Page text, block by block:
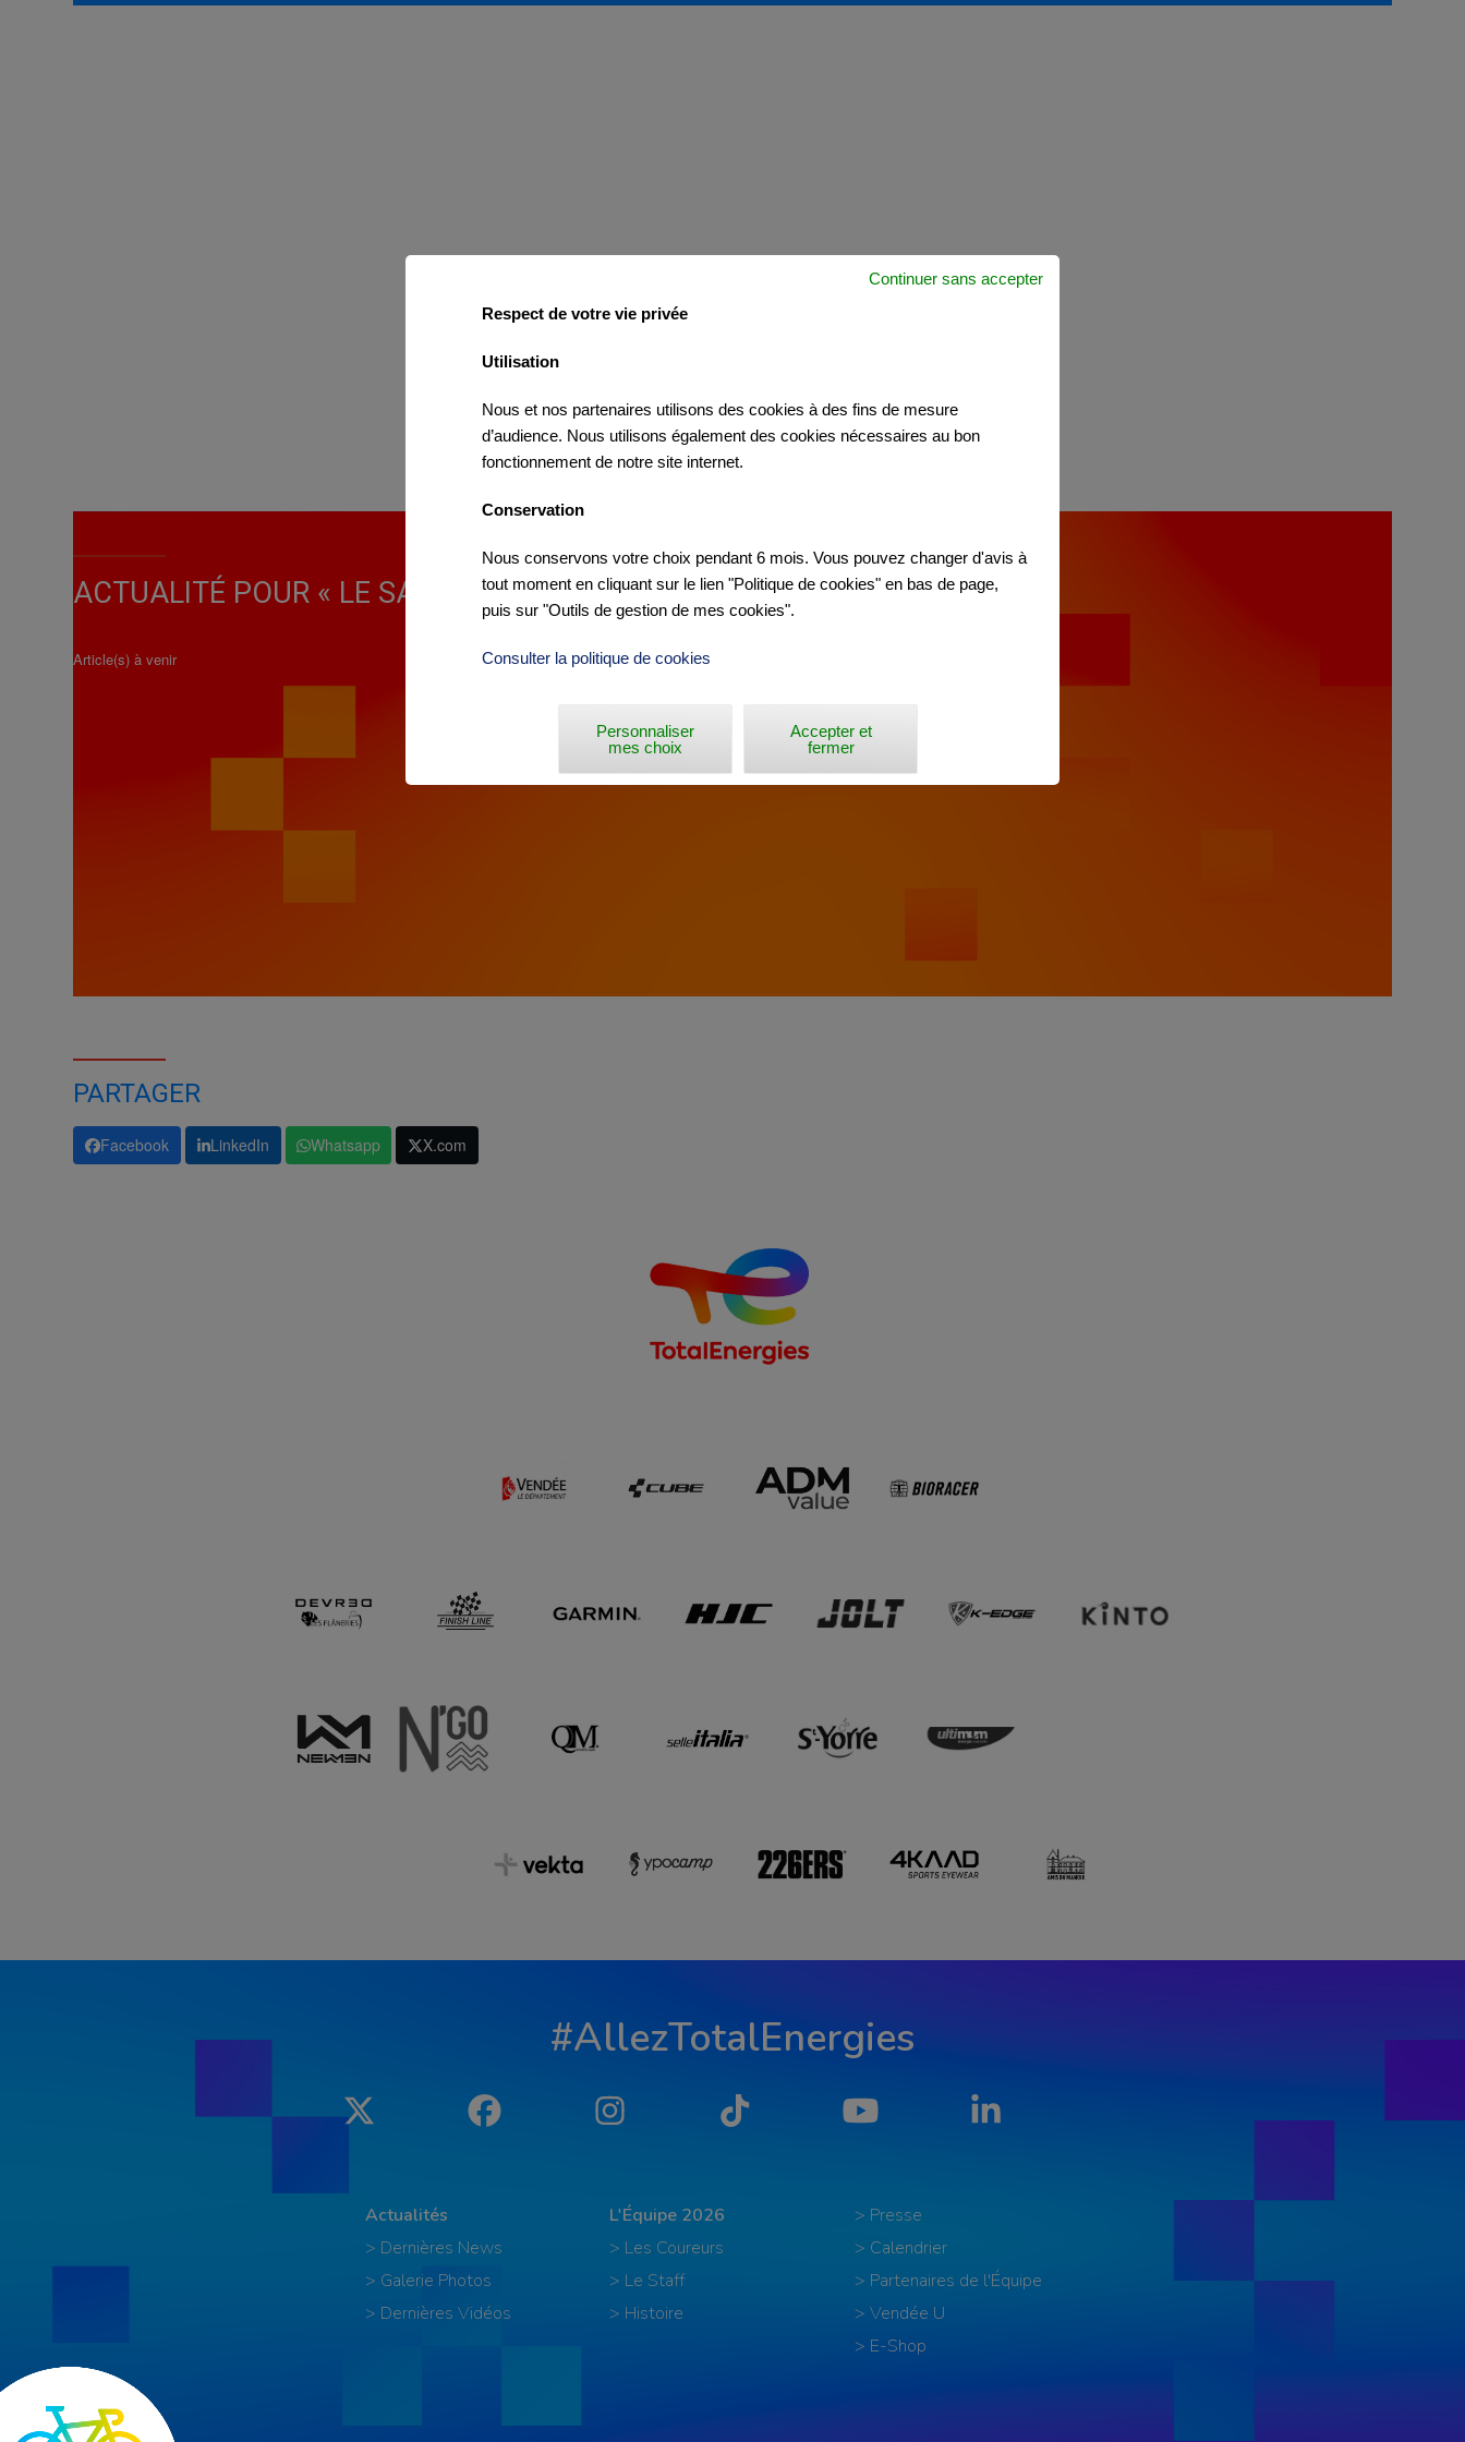
ACTUALITÉ POUR « LE SAMYN »
Article(s) à venir
PARTAGER
Facebook LinkedIn Whatsapp X.com
#AllezTotalEnergies
Twitter Facebook Instagram Tiktok YouTube LinkedIn
Actualités
> Dernières News
> Galerie Photos
> Dernières Vidéos
L'Équipe 2026
> Les Coureurs
> Le Staff
> Histoire
> Presse
> Calendrier
> Partenaires de l'Équipe
> Vendée U
> E-Shop
Respect de votre vie privée
Utilisation
Nous et nos partenaires utilisons des cookies à des fins de mesure
d’audience. Nous utilisons également des cookies nécessaires au bon
fonctionnement de notre site internet.
Conservation
Nous conservons votre choix pendant 6 mois. Vous pouvez changer d'avis à
tout moment en cliquant sur le lien "Politique de cookies" en bas de page,
puis sur "Outils de gestion de mes cookies".
Consulter la politique de cookies
Personnaliser
mes choix
Accepter et
fermer
Continuer sans accepter